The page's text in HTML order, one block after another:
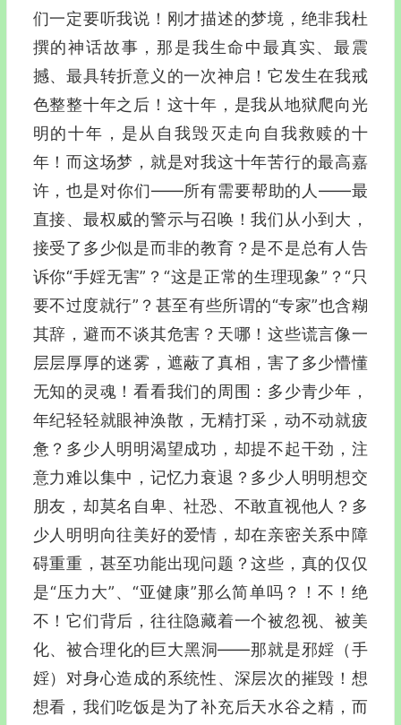
们一定要听我说！刚才描述的梦境，绝非我杜
撰的神话故事，那是我生命中最真实、最震
撼、最具转折意义的一次神启！它发生在我戒
色整整十年之后！这十年，是我从地狱爬向光
明的十年，是从自我毁灭走向自我救赎的十
年！而这场梦，就是对我这十年苦行的最高嘉
许，也是对你们——所有需要帮助的人——最
直接、最权威的警示与召唤！我们从小到大，
接受了多少似是而非的教育？是不是总有人告
诉你“手婬无害”？“这是正常的生理现象”？“只
要不过度就行”？甚至有些所谓的“专家”也含糊
其辞，避而不谈其危害？天哪！这些谎言像一
层层厚厚的迷雾，遮蔽了真相，害了多少懵懂
无知的灵魂！看看我们的周围：多少青少年，
年纪轻轻就眼神涣散，无精打采，动不动就疲
惫？多少人明明渴望成功，却提不起干劲，注
意力难以集中，记忆力衰退？多少人明明想交
朋友，却莫名自卑、社恐、不敢直视他人？多
少人明明向往美好的爱情，却在亲密关系中障
碍重重，甚至功能出现问题？这些，真的仅仅
是“压力大”、“亚健康”那么简单吗？！不！绝
不！它们背后，往往隐藏着一个被忽视、被美
化、被合理化的巨大黑洞——那就是邪婬（手
婬）对身心造成的系统性、深层次的摧毁！想
想看，我们吃饭是为了补充后天水谷之精，而